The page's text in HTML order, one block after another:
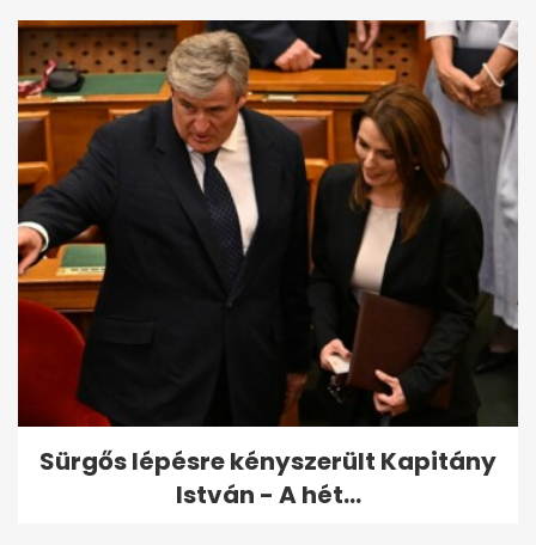
Sürgős lépésre kényszerült Kapitány
István - A hét...